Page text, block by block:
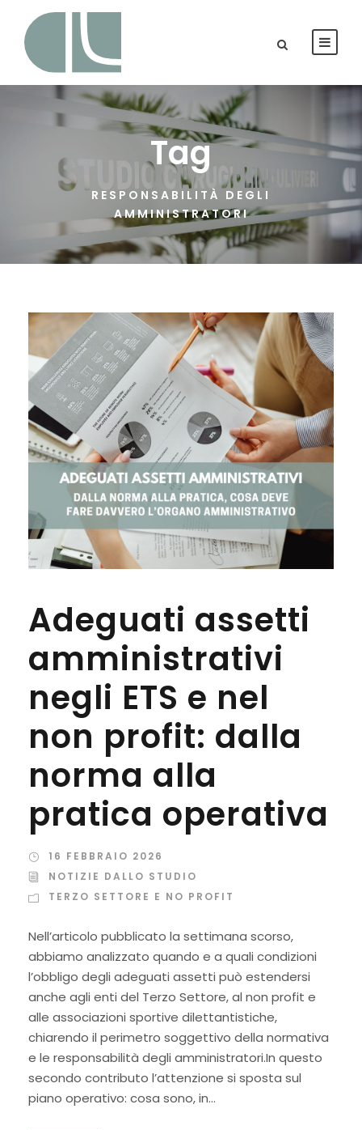
Tag
RESPONSABILITÀ DEGLI
AMMINISTRATORI
Adeguati assetti
amministrativi
negli ETS e nel
non profit: dalla
norma alla
pratica operativa
16 FEBBRAIO 2026
NOTIZIE DALLO STUDIO
TERZO SETTORE E NO PROFIT
Nell’articolo pubblicato la settimana scorso,
abbiamo analizzato quando e a quali condizioni
l’obbligo degli adeguati assetti può estendersi
anche agli enti del Terzo Settore, al non profit e
alle associazioni sportive dilettantistiche,
chiarendo il perimetro soggettivo della normativa
e le responsabilità degli amministratori.In questo
secondo contributo l’attenzione si sposta sul
piano operativo: cosa sono, in...